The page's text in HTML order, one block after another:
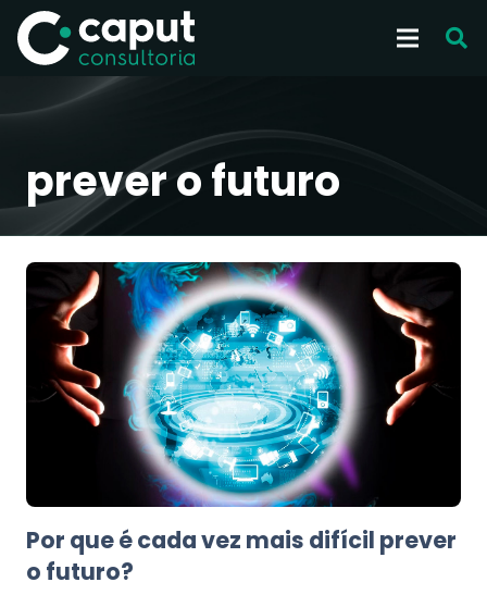
prever o futuro
Por que é cada vez mais difícil prever
o futuro?